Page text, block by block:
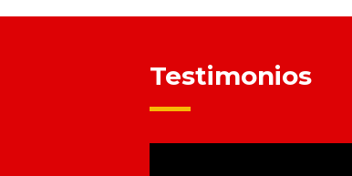
Testimonios